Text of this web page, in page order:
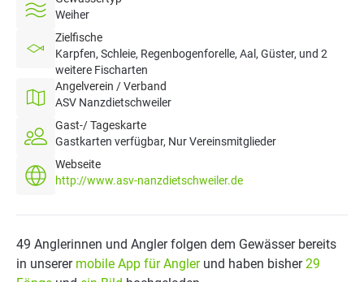
Weiher
Zielfische
Karpfen, Schleie, Regenbogenforelle, Aal, Güster, und 2
weitere Fischarten
Angelverein / Verband
ASV Nanzdietschweiler
Gast-/ Tageskarte
Gastkarten verfügbar, Nur Vereinsmitglieder
Webseite
http://www.asv-nanzdietschweiler.de
49 Anglerinnen und Angler folgen dem Gewässer bereits
in unserer mobile App für Anglerund haben bisher29